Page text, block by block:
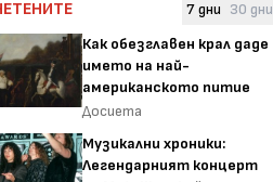
7 дни 30 дни
Как обезглавен крал даде
името на най-
американското питие
Досиета
Музикални хроники:
Легендарният концерт